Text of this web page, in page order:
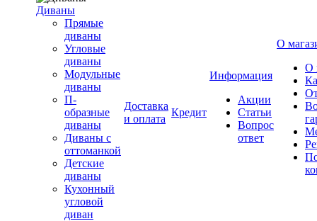
Диваны
Прямые
диваны
Угловые
диваны
Модульные
диваны
П-
образные
диваны
Диваны с
оттоманкой
Детские
диваны
Кухонный
угловой
диван
Доставка
и оплата
Кредит
Информация
Акции
Статьи
Вопрос
ответ
О
О